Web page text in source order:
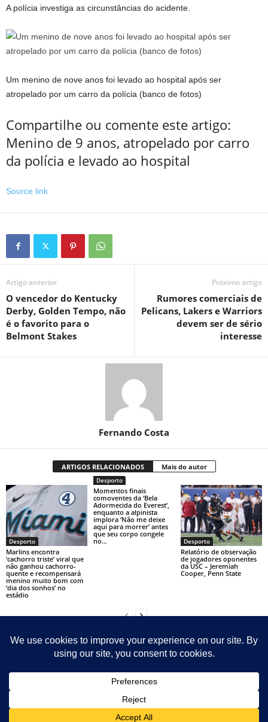
A polícia investiga as circunstâncias do acidente.
Um menino de nove anos foi levado ao hospital após ser
atropelado por um carro da polícia (banco de fotos)
Compartilhe ou comente este artigo:
Menino de 9 anos, atropelado por carro
da polícia e levado ao hospital
Source link
Artigo anterior
O vencedor do Kentucky
Derby, Golden Tempo, não
é o favorito para o
Belmont Stakes
Próximo artigo
Rumores comerciais de
Pelicans, Lakers e Warriors
devem ser de sério
interesse
Fernando Costa
ARTIGOS RELACIONADOS Mais do autor
Desporto
Marlins encontra
‘cachorro triste’ viral que
não ganhou cachorro-
quente e recompensará
menino muito bom com
‘dia dos sonhos’ no
estádio
Desporto
Momentos finais
comoventes da ‘Bela
Adormecida do Everest’,
enquanto a alpinista
implora ‘Não me deixe
aqui para morrer’ antes
que seu corpo congele
no...
Desporto
Relatório de observação
de jogadores oponentes
da USC – Jeremiah
Cooper, Penn State
Contact Sitemap Sobre Nosotras